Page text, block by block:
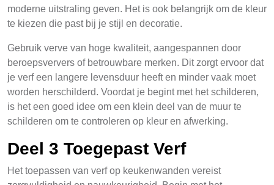
moderne uitstraling geven. Het is ook belangrijk om de kleur
te kiezen die past bij je stijl en decoratie.
Gebruik verve van hoge kwaliteit, aangespannen door
beroepsververs of betrouwbare merken. Dit zorgt ervoor dat
je verf een langere levensduur heeft en minder vaak moet
worden herschilderd. Voordat je begint met het schilderen,
is het een goed idee om een klein deel van de muur te
schilderen om te controleren op kleur en afwerking.
Deel 3 Toegepast Verf
Het toepassen van verf op keukenwanden vereist